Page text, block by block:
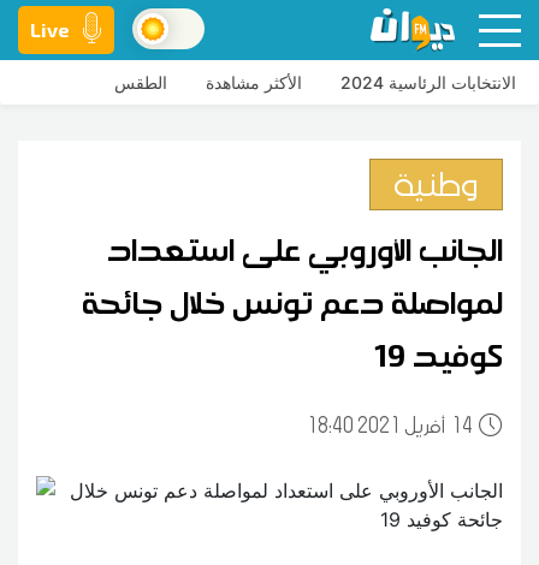
Live
الانتخابات الرئاسية 2024 الأكثر مشاهدة الطقس
وطنية
الجانب الأوروبي على استعداد
لمواصلة دعم تونس خلال جائحة
كوفيد 19
14 18:40 2021 أفريل